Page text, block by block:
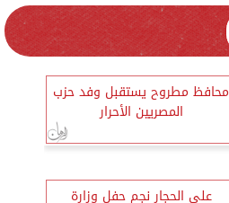
محافظ مطروح يستقبل وفد حزب
المصريين الأحرار
علي الحجار نجم حفل وزارة